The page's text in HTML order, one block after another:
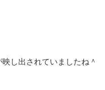
し出されていましたね＾